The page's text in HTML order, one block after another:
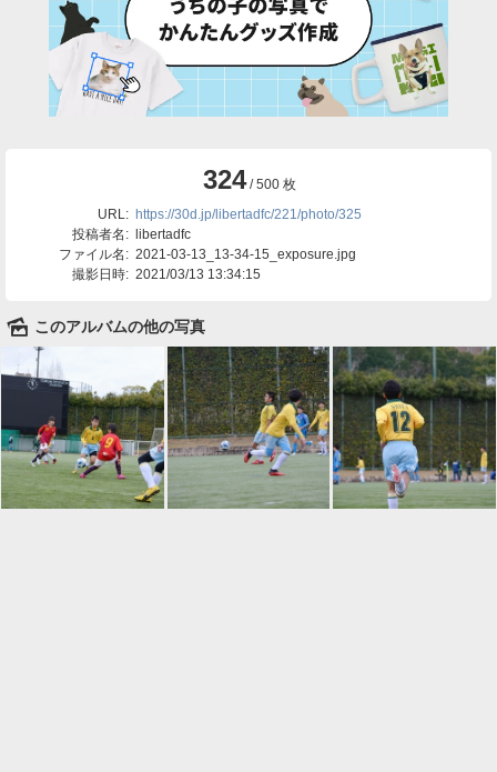
324/ 500 枚
URL: https://30d.jp/libertadfc/221/photo/325
投稿者名: libertadfc
ファイル名: 2021-03-13_13-34-15_exposure.jpg
撮影日時: 2021/03/13 13:34:15
🌄 このアルバムの他の写真